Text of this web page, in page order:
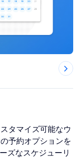
タマイズ可能なウ
予約オプションを
ズなスケジューリ